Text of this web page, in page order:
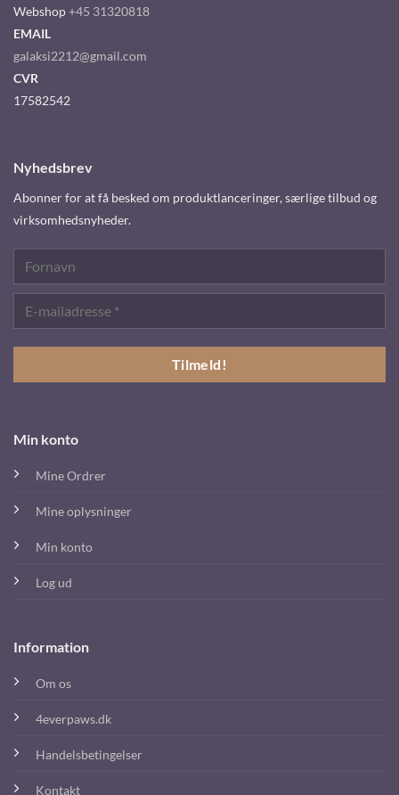
Webshop+45 31320818
EMAIL
galaksi2212@gmail.com
CVR
17582542
Min konto
Mine Ordrer
Mine oplysninger
Min konto
Log ud
Information
Om os
4everpaws.dk
Handelsbetingelser
Kontakt
Nyhedsbrev
Abonner for at få besked om produktlanceringer, særlige tilbud og
virksomhedsnyheder.